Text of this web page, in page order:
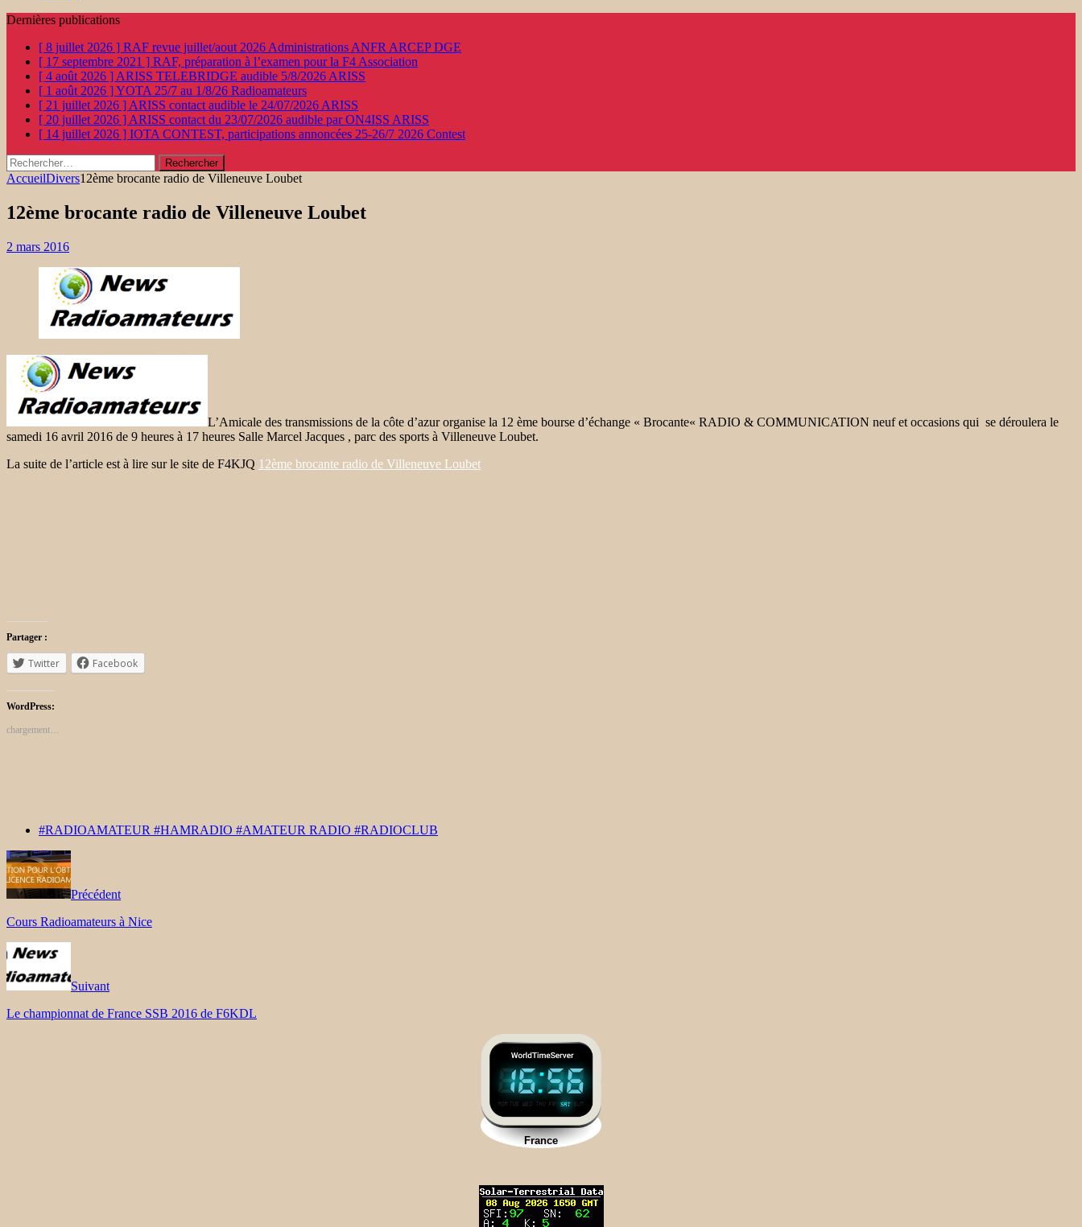
Dernières publications
[ 8 juillet 2026 ] RAF revue juillet/aout 2026 Administrations ANFR ARCEP DGE
[ 17 septembre 2021 ] RAF, préparation à l’examen pour la F4 Association
[ 4 août 2026 ] ARISS TELEBRIDGE audible 5/8/2026 ARISS
[ 1 août 2026 ]YOTA 25/7 au 1/8/26 Radioamateurs
[ 21 juillet 2026 ] ARISS contact audible le 24/07/2026 ARISS
[ 20 juillet 2026 ] ARISS contact du 23/07/2026 audible par ON4ISS ARISS
[ 14 juillet 2026 ] IOTA CONTEST, participations annoncées 25-26/7 2026 Contest
Rechercher :
AccueilDivers12ème brocante radio de Villeneuve Loubet
12ème brocante radio de Villeneuve Loubet
2 mars 2016
L’Amicale des transmissions de la côte d’azur organise la 12 ème bourse d’échange « Brocante« RADIO & COMMUNICATION neuf et occasions qui se déroulera le
samedi 16 avril 2016 de 9 heures à 17 heures Salle Marcel Jacques , parc des sports à Villeneuve Loubet.
La suite de l’article est à lire sur le site de F4KJQ 12ème brocante radio de Villeneuve Loubet
Partager :
Twitter Facebook
WordPress:
chargement…
#RADIOAMATEUR #HAMRADIO #AMATEUR RADIO #RADIOCLUB
Précédent
Cours Radioamateurs à Nice
Suivant
Le championnat de France SSB 2016 de F6KDL